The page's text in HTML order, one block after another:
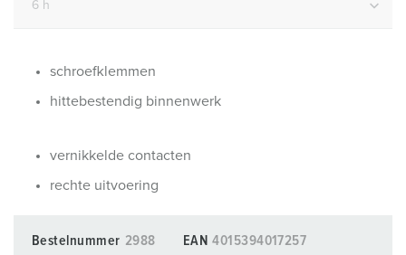
schroefklemmen
hittebestendig binnenwerk
vernikkelde contacten
rechte uitvoering
Bestelnummer 2988 EAN 4015394017257